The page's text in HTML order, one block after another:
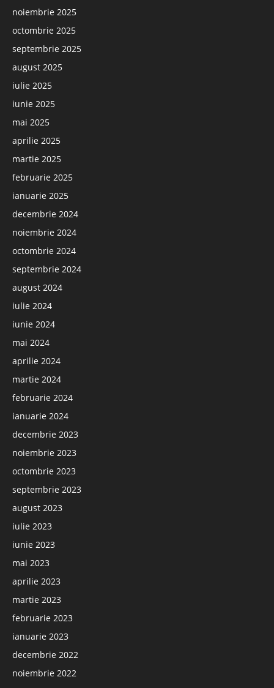
noiembrie 2025
octombrie 2025
septembrie 2025
august 2025
iulie 2025
iunie 2025
mai 2025
aprilie 2025
martie 2025
februarie 2025
ianuarie 2025
decembrie 2024
noiembrie 2024
octombrie 2024
septembrie 2024
august 2024
iulie 2024
iunie 2024
mai 2024
aprilie 2024
martie 2024
februarie 2024
ianuarie 2024
decembrie 2023
noiembrie 2023
octombrie 2023
septembrie 2023
august 2023
iulie 2023
iunie 2023
mai 2023
aprilie 2023
martie 2023
februarie 2023
ianuarie 2023
decembrie 2022
noiembrie 2022